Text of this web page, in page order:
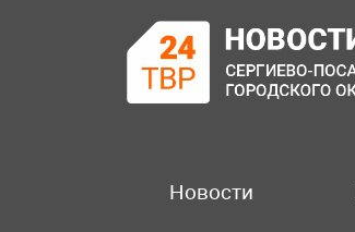
Новости